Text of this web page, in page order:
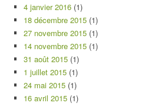
4 janvier 2016 (1)
18 décembre 2015 (1)
27 novembre 2015 (1)
14 novembre 2015 (1)
31 août 2015 (1)
1 juillet 2015 (1)
24 mai 2015 (1)
16 avril 2015 (1)